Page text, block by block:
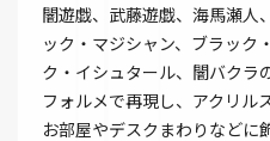
闇遊戯、武藤遊戯、海馬瀬人
ック・マジシャン、ブラック
ク・イシュタール、闇バクラ
フォルメで再現し、アクリル
お部屋やデスクまわりなどに